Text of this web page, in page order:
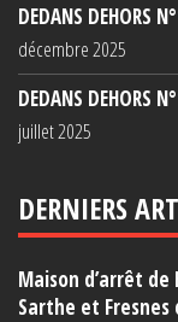
DEDANS DEHORS
décembre 2025
DEDANS DEHORS
juillet 2025
DERNIERS
Maison d’arrêt
Sarthe et